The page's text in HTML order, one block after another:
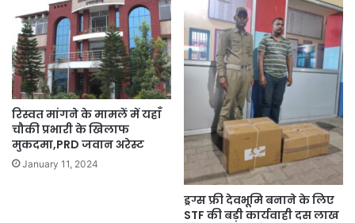
रिस्वत मांगने के मामलें में यहाँ
चौकी प्रभारी के खिलाफ
मुकदमा,PRD जवान अरेस्ट
January 11, 2024
ड्रग्स फ्री देवभूमि बनाने के लिए
STF की बड़ी कार्यवाही दस लाख